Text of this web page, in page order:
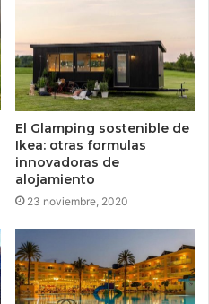
El Glamping sostenible de
Ikea: otras formulas
innovadoras de
alojamiento
23 noviembre, 2020